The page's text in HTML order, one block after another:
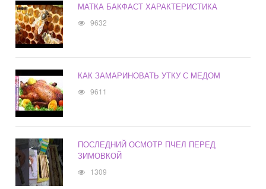
МАТКА БАКФАСТ ХАРАКТЕРИСТИКА
9632
КАК ЗАМАРИНОВАТЬ УТКУ С МЕДОМ
9611
ПОСЛЕДНИЙ ОСМОТР ПЧЕЛ ПЕРЕД
ЗИМОВКОЙ
1309